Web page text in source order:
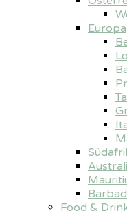
Europa
Food &